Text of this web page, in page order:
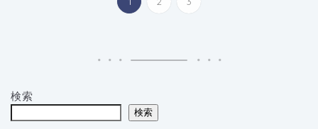
検索
検索